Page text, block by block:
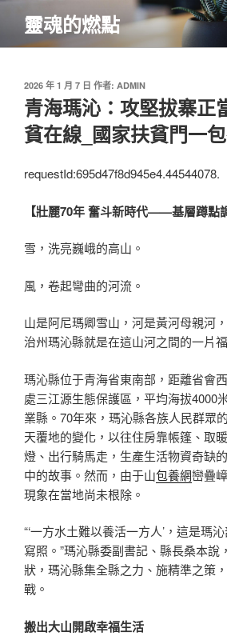
主
靈魂的燃點
發
佈
於
2026 年 1 月 7 日 作者: ADMIN
青海瑪沁：攻堅拔寨正
貧在線_國家扶貧門一
requestId:695d47f8d945e4.44544078.
【壯麗70年 奮斗新時代——基層蹲點
雪，洗亮巍峨的高山。
風，卷起彎曲的河流。
山是阿尼瑪卿雪山，河是黃河母親河
治州瑪沁縣就是在這山河之間的一片
瑪沁縣位于青海省東南部，距離省會
處三江源生態保護區，平均海拔4000
業縣。70年來，瑪沁縣各族人民群眾
天覆地的變化，以往住房靠帳篷、取
燈、出行騎馬走，生產生活物資奇缺
中的故事。然而，由于山包養網巒疊
現象在當地尚未根除。
“‘一方水土難以養活一方人’，這是瑪
寫照。”瑪沁縣委副書記、縣長桑本說
狀，瑪沁縣集全縣之力、施精準之策
戰。
搬出大山開啟幸福生活